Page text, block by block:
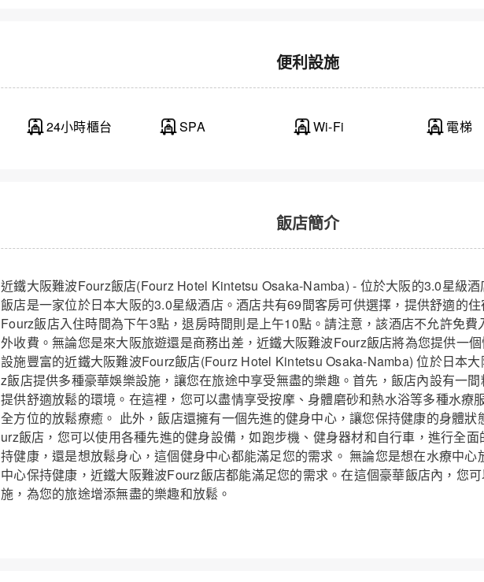
便利設施
24小時櫃台 SPA Wi-Fi 電梯
飯店簡介
近鐵大阪難波Fourz飯店(Fourz Hotel Kintetsu Osaka-Namba) - 位於大阪的3.0星級
飯店是一家位於日本大阪的3.0星級酒店。酒店共有69間客房可供選擇，提供舒適的
Fourz飯店入住時間為下午3點，退房時間則是上午10點。請注意，該酒店不允許免費
外收費。無論您是來大阪旅遊還是商務出差，近鐵大阪難波Fourz飯店將為您提供一
設施豐富的近鐵大阪難波Fourz飯店(Fourz Hotel Kintetsu Osaka-Namba) 位於日本
z飯店提供多種豪華娛樂設施，讓您在旅途中享受無盡的樂趣。首先，飯店內設有一
提供舒適放鬆的環境。在這裡，您可以盡情享受按摩、身體磨砂和熱水浴等多種水療
全方位的放鬆療癒。 此外，飯店還擁有一個先進的健身中心，讓您保持健康的身體狀
urz飯店，您可以使用各種先進的健身設備，如跑步機、健身器材和自行車，進行全
持健康，還是想放鬆身心，這個健身中心都能滿足您的需求。 無論您是想在水療中心
中心保持健康，近鐵大阪難波Fourz飯店都能滿足您的需求。在這個豪華飯店內，您
施，為您的旅途增添無盡的樂趣和放鬆。
近鐵大阪難波Fourz飯店